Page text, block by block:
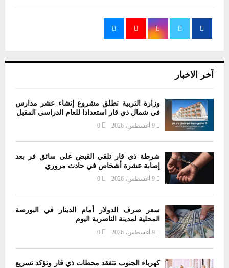
آخر الاخبار
وزارة التربية تطلق مشروع إنشاء عشر مدارس
في شمال ذي قار استعدادا للعام الدراسي المقبل
9 أغسطس، 2026 0
شرطة ذي قار تلقي القبض على سائق فر بعد
إصابة عشرة أشخاص في حادث مروري
9 أغسطس، 2026 0
سعر صرف الدولار أمام الدينار في البورصة
المحلية لمدينة الناصرية اليوم
9 أغسطس، 2026 0
كهرباء الجنوب تتفقد محطات ذي قار وتؤكد تسريع